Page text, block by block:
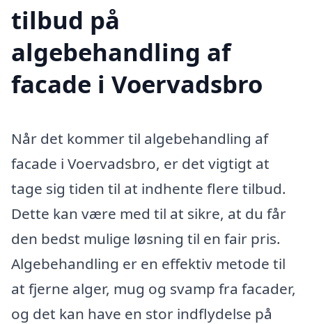
tilbud på
algebehandling af
facade i Voervadsbro
Når det kommer til algebehandling af
facade i Voervadsbro, er det vigtigt at
tage sig tiden til at indhente flere tilbud.
Dette kan være med til at sikre, at du får
den bedst mulige løsning til en fair pris.
Algebehandling er en effektiv metode til
at fjerne alger, mug og svamp fra facader,
og det kan have en stor indflydelse på